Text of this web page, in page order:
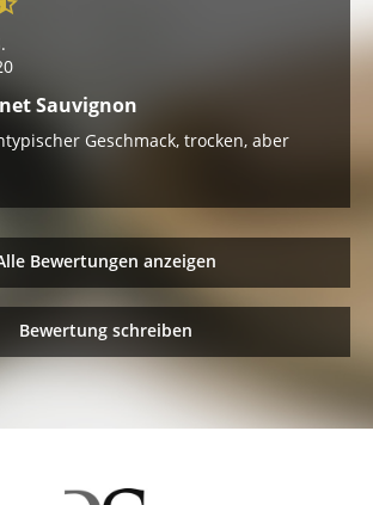
Sauvignon
Geschmack, trocken, aber
Bewertungen anzeigen
Bewertung schreiben